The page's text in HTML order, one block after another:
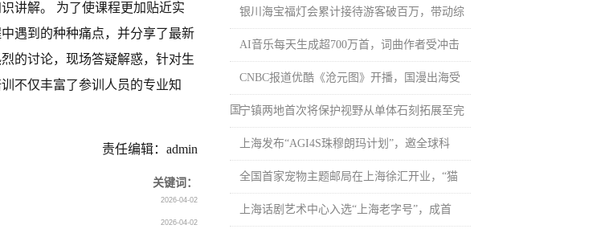
讲解。 为了使课程更加贴近实
遇到的种种痛点，并分享了最新
的讨论，现场答疑解惑，针对生
不仅丰富了参训人员的专业知
责任编辑：admin
关键词：
2026-04-02
2026-04-02
银川海宝福灯会累计接待游客破百万，带动综
AI音乐每天生成超700万首，词曲作者受冲击
CNBC报道优酷《沧元图》开播，国漫出海受
国宁镇两地首次将保护视野从单体石刻拓展至完
上海发布“AGI4S珠穆朗玛计划”，邀全球科
全国首家宠物主题邮局在上海徐汇开业，“猫
上海话剧艺术中心入选“上海老字号”，成首